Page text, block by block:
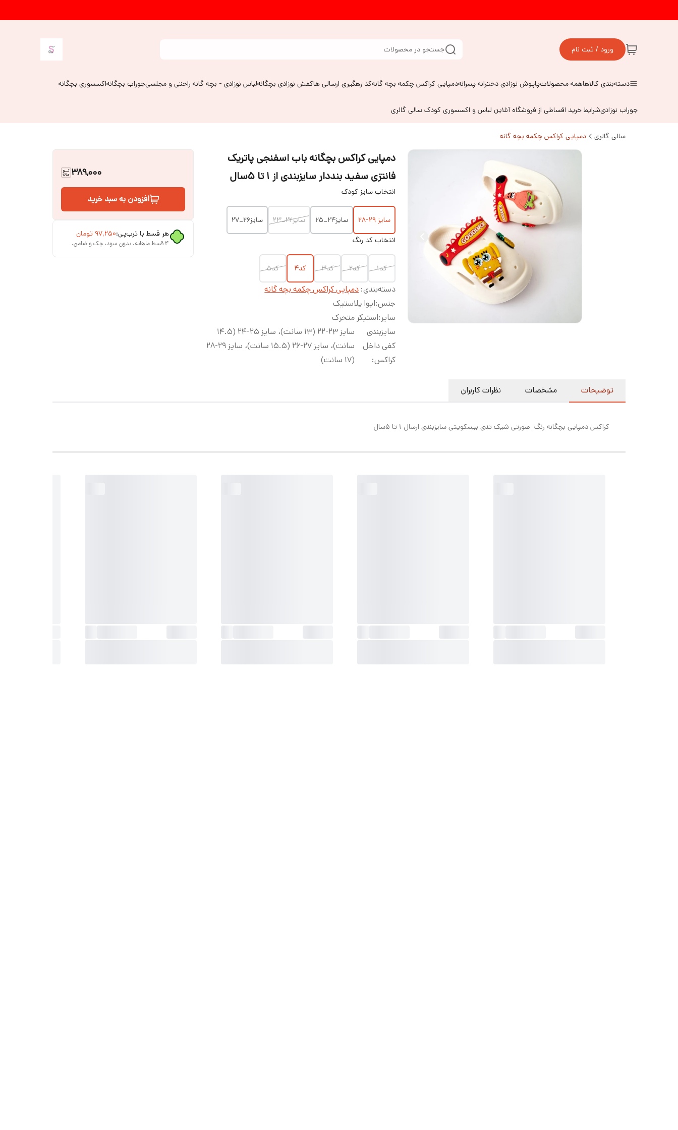
ورود / ثبت نام جستجو در محصولات
دسته‌بندی کالاهاهمه محصولاتپاپوش نوزادی دخترانه پسرانهدمپایی کراکس چکمه بچه گانهکد رهگیری ارسالی هاکفش نوزادی بچگانهلباس نوزادی - بچه گانه راحتی و مجلسیجوراب بچگانهاکسسوری بچگانه
جوراب نوزادیشرایط خرید اقساطی از فروشگاه آنلاین لباس و اکسسوری کودک سالی گالری
سالی گالری دمپایی کراکس چکمه بچه گانه
دمپایی کراکس بچگانه باب اسفنجی پاتریک
فانتزی سفید بنددار سایزبندی از ۱ تا ۵سال
انتخاب سایز کودک
سایز ۲۹-۲۸ سایز۲۴_۲۵ سایز۲۲_۲۳
سایز۲۶_۲۷
انتخاب کد رنگ
کد۱ کد۲ کد۳ کد۴ کد۵
دسته‌بندی:دمپایی کراکس چکمه بچه گانه
جنس:ایوا پلاستیک
سایر:استیکر متحرک
سایزبندی
کفی داخل
کراکس:
سایز ۲۳-۲۲ (۱۳ سانت)، سایز ۲۵-۲۴ (۱۴.۵
سانت)، سایز ۲۷-۲۶ (۱۵.۵ سانت)، سایز ۲۹-۲۸
(۱۷ سانت)
389,000
افزودن به سبد خرید
هر قسط با ترب‌پی:۹۷٬۲۵۰ تومان
۴ قسط ماهانه. بدون سود، چک و ضامن.
توضیحات مشخصات نظرات کاربران
کراکس دمپایی بچگانه رنگ صورتی شیک تدی بیسکویتی سایزبندی ارسال ۱ تا ۵سال